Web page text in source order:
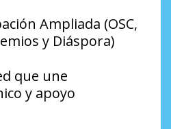
Ampliada (OSC,
y Diáspora)
que une
y apoyo